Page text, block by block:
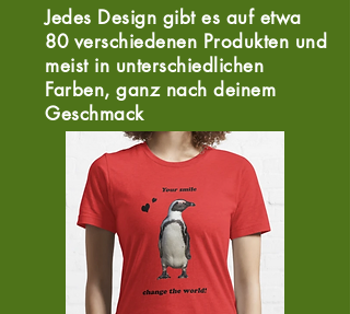
Jedes Design gibt es auf etwa
80 verschiedenen Produkten und
meist in unterschiedlichen
Farben, ganz nach deinem
Geschmack